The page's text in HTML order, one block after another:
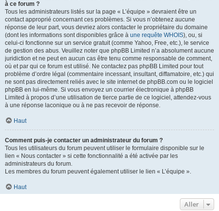
à ce forum ?
Tous les administrateurs listés sur la page « L’équipe » devraient être un
contact approprié concernant ces problèmes. Si vous n’obtenez aucune
réponse de leur part, vous devriez alors contacter le propriétaire du domaine
(dont les informations sont disponibles grâce à une requête WHOIS), ou, si
celui-ci fonctionne sur un service gratuit (comme Yahoo, Free, etc.), le service
de gestion des abus. Veuillez noter que phpBB Limited n’a absolument aucune
juridiction et ne peut en aucun cas être tenu comme responsable de comment,
où et par qui ce forum est utilisé. Ne contactez pas phpBB Limited pour tout
problème d’ordre légal (commentaire incessant, insultant, diffamatoire, etc.) qui
ne sont pas directement reliés avec le site internet de phpBB.com ou le logiciel
phpBB en lui-même. Si vous envoyez un courrier électronique à phpBB
Limited à propos d’une utilisation de tierce partie de ce logiciel, attendez-vous
à une réponse laconique ou à ne pas recevoir de réponse.
Haut
Comment puis-je contacter un administrateur du forum ?
Tous les utilisateurs du forum peuvent utiliser le formulaire disponible sur le
lien « Nous contacter » si cette fonctionnalité a été activée par les
administrateurs du forum.
Les membres du forum peuvent également utiliser le lien « L’équipe ».
Haut
Aller